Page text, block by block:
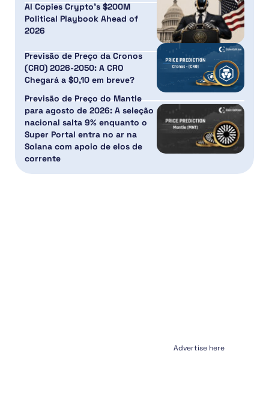
AI Copies Crypto’s $200M
Political Playbook Ahead of
2026
Previsão de Preço da Cronos
(CRO) 2026-2050: A CRO
Chegará a $0,10 em breve?
Previsão de Preço do Mantle
para agosto de 2026: A seleção
nacional salta 9% enquanto o
Super Portal entra no ar na
Solana com apoio de elos de
corrente
Advertise here